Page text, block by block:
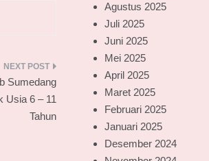
Sumedang
Usia 6 – 11
Tahun
Agustus 2025
Juli 2025
Juni 2025
Mei 2025
April 2025
Maret 2025
Februari 2025
Januari 2025
Desember 2024